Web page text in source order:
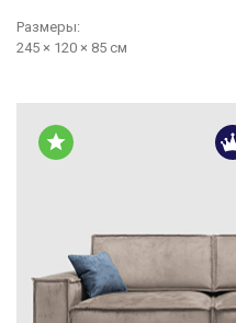
Размеры:
245 × 120 × 85 см